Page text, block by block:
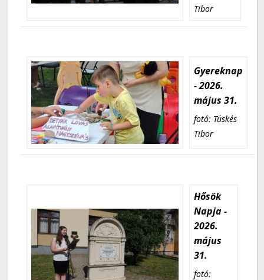
Tibor
Gyereknap
- 2026.
május 31.
fotó: Tüskés
Tibor
Hősök
Napja -
2026.
május
31.
fotó: